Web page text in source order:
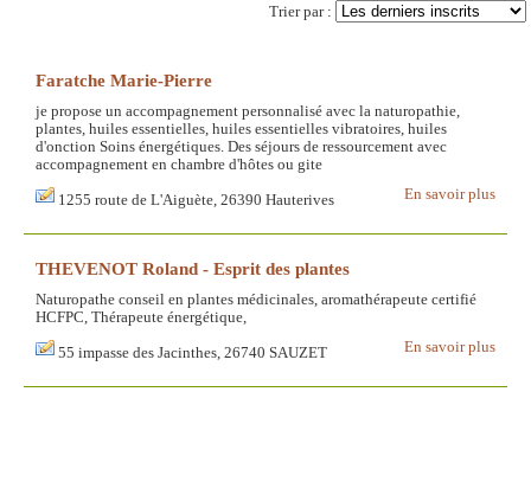
Trier par :
Faratche Marie-Pierre
je propose un accompagnement personnalisé avec la naturopathie,
plantes, huiles essentielles, huiles essentielles vibratoires, huiles
d'onction Soins énergétiques. Des séjours de ressourcement avec
accompagnement en chambre d'hôtes ou gite
En savoir plus
1255 route de L'Aiguète, 26390 Hauterives
THEVENOT Roland - Esprit des plantes
Naturopathe conseil en plantes médicinales, aromathérapeute certifié
HCFPC, Thérapeute énergétique,
En savoir plus
55 impasse des Jacinthes, 26740 SAUZET